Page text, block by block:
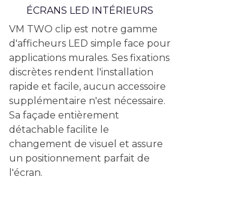
ÉCRANS LED INTÉRIEURS
VM TWO clip est notre gamme
d'afficheurs LED simple face pour
applications murales. Ses fixations
discrètes rendent l'installation
rapide et facile, aucun accessoire
supplémentaire n'est nécessaire.
Sa façade entièrement
détachable facilite le
changement de visuel et assure
un positionnement parfait de
l'écran.